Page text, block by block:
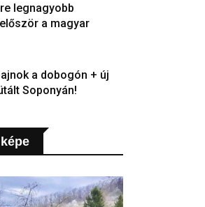
legnagyobb
a magyar
a dobogón + új
Soponyán!